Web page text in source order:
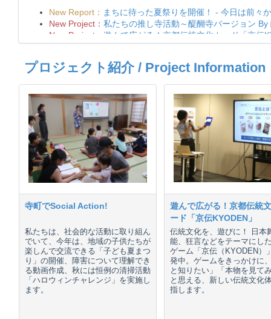
プロジェクト紹介 / Project Information
寺町でSocial Action!
私たちは、社会的な活動に取り組ん
でいて、今年は、地域の子供たちが
楽しんで交流できる「子ども夏まつ
り」の開催、障害について理解でき
る動画作成、秋には恒例の清掃活動
「ハロウィンチャレンジ」を実施し
ます。
遊んで広がる！京都伝統
ード「京伝KYODEN」
伝統文化を、遊びに！ 日本
能、狂言などをテーマにし
ゲーム「京伝（KYODEN）
発中。ゲームをきっかけに
と知りたい」「本物を見て
と思える、新しい伝統文化
指します。